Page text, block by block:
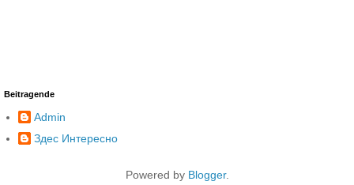
Beitragende
Admin
Здес Интересно
Powered by Blogger.